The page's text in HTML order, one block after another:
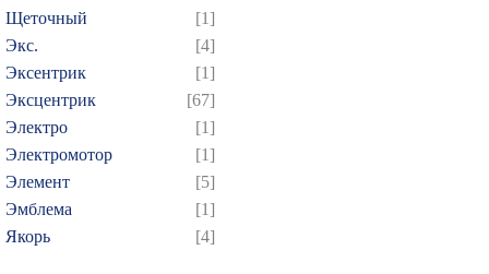
Щеточный
[1]
Экс.
[4]
Эксентрик
[1]
Эксцентрик
[67]
Электро
[1]
Электромотор
[1]
Элемент
[5]
Эмблема
[1]
Якорь
[4]